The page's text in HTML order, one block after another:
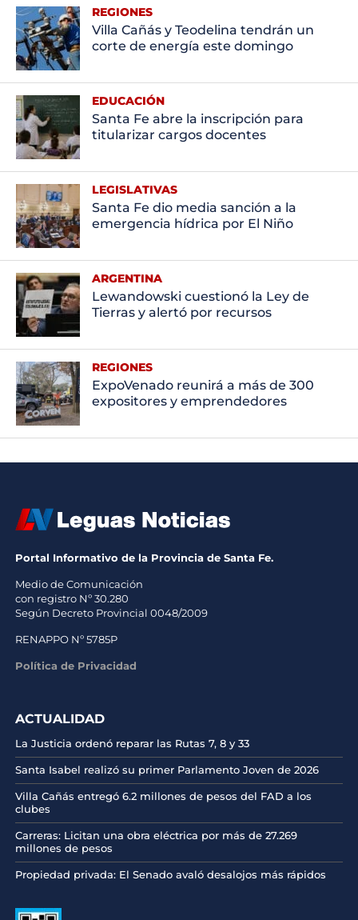
REGIONES
Villa Cañás y Teodelina tendrán un
corte de energía este domingo
EDUCACIÓN
Santa Fe abre la inscripción para
titularizar cargos docentes
LEGISLATIVAS
Santa Fe dio media sanción a la
emergencia hídrica por El Niño
ARGENTINA
Lewandowski cuestionó la Ley de
Tierras y alertó por recursos
REGIONES
ExpoVenado reunirá a más de 300
expositores y emprendedores
Portal Informativo de la Provincia de Santa Fe.
Medio de Comunicación
con registro Nº 30.280
Según Decreto Provincial 0048/2009
RENAPPO Nº 5785P
Política de Privacidad
ACTUALIDAD
La Justicia ordenó reparar las Rutas 7, 8 y 33
Santa Isabel realizó su primer Parlamento Joven de 2026
Villa Cañás entregó 6.2 millones de pesos del FAD a los
clubes
Carreras: Licitan una obra eléctrica por más de 27.269
millones de pesos
Propiedad privada: El Senado avaló desalojos más rápidos